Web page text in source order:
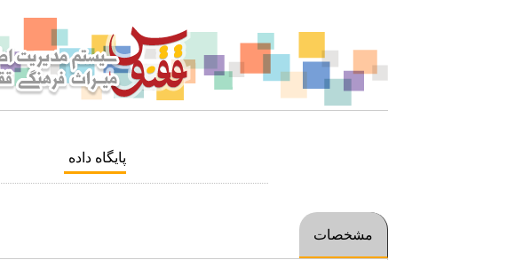
پایگاه داده
مشخصات